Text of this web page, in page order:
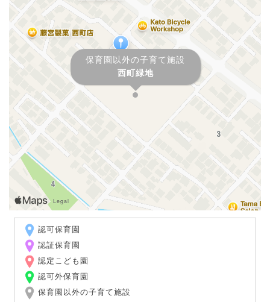
保育園以外の子育て施設
西町緑地
認可保育園
認証保育園
認定こども園
認可外保育園
保育園以外の子育て施設